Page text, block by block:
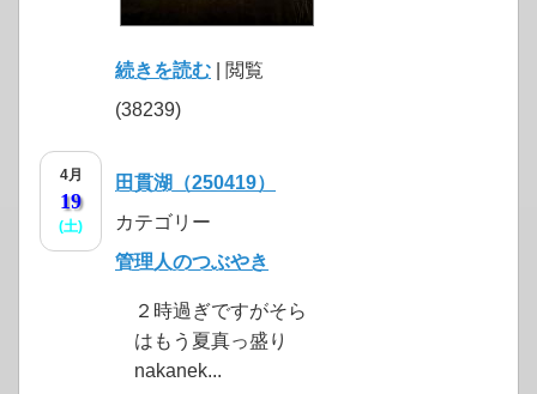
続きを読む | 閲覧
(38239)
4月
19
(土)
田貫湖（250419）
カテゴリー
管理人のつぶやき
２時過ぎですがそら
はもう夏真っ盛り
nakanek...